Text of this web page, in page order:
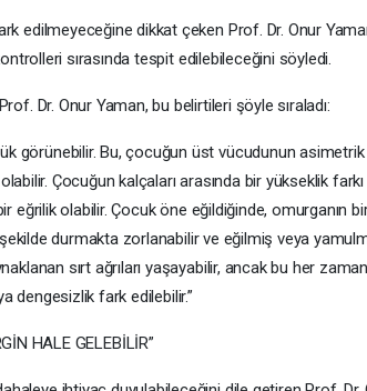
edilmeyeceğine dikkat çeken Prof. Dr. Onur
sırasında tespit edilebileceğini söyledi.
Dr. Onur Yaman, bu belirtileri şöyle sıraladı:
görünebilir. Bu, çocuğun üst vücudunun
Çocuğun kalçaları arasında bir yükseklik farkı
eğrilik olabilir. Çocuk öne eğildiğinde, omurganın
durmakta zorlanabilir ve eğilmiş veya
sırt ağrıları yaşayabilir, ancak bu her
dengesizlik fark edilebilir.”
HALE GELEBİLİR”